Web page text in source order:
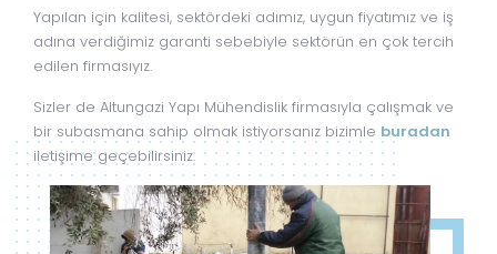
Yapılan için kalitesi, sektördeki adımız, uygun fiyatımız ve iş
adına verdiğimiz garanti sebebiyle sektörün en çok tercih
edilen firmasıyız.
Sizler de Altungazi Yapı Mühendislik firmasıyla çalışmak ve
bir subasmana sahip olmak istiyorsanız bizimle buradan
iletişime geçebilirsiniz.